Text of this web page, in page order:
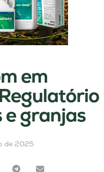
em
granjas
de 2025